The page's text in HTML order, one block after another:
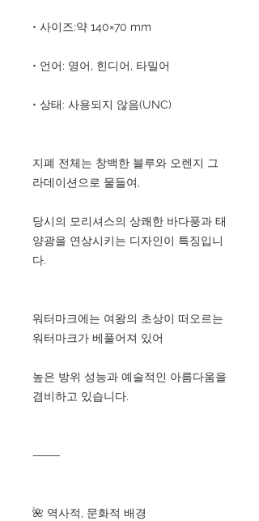
• 사이즈:약 140×70 mm
• 언어: 영어, 힌디어, 타밀어
• 상태: 사용되지 않음(UNC)
지폐 전체는 창백한 블루와 오렌지 그
라데이션으로 물들여,
당시의 모리셔스의 상쾌한 바다풍과 태
양광을 연상시키는 디자인이 특징입니
다.
워터마크에는 여왕의 초상이 떠오르는
워터마크가 베풀어져 있어
높은 방위 성능과 예술적인 아름다움을
겸비하고 있습니다.
⸻
🌺 역사적, 문화적 배경